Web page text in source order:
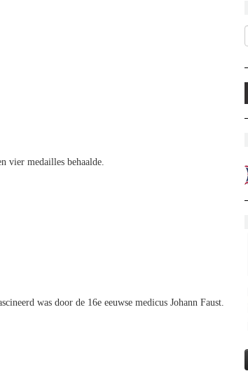
vier medailles behaalde.
was door de 16e eeuwse medicus Johann Faust.